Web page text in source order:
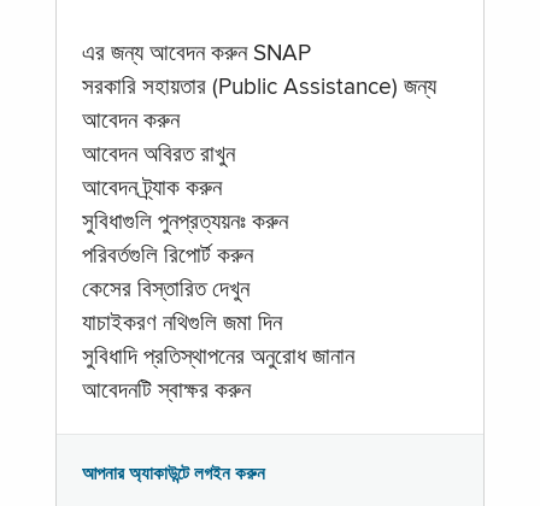
এর জন্য আবেদন করুন SNAP
সরকারি সহায়তার (Public Assistance) জন্য
আবেদন করুন
আবেদন অবিরত রাখুন
আবেদন ট্র্যাক করুন
সুবিধাগুলি পুনপ্রত্যয়নঃ করুন
পরিবর্তগুলি রিপোর্ট করুন
কেসের বিস্তারিত দেখুন
যাচাইকরণ নথিগুলি জমা দিন
সুবিধাদি প্রতিস্থাপনের অনুরোধ জানান
আবেদনটি স্বাক্ষর করুন
আপনার অ্যাকাউন্টে লগইন করুন